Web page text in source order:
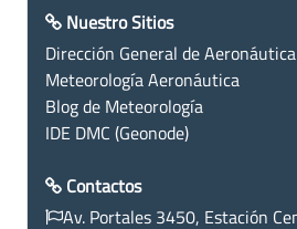
Nuestro Sitios
Dirección General de Aeronáutica
Meteorología Aeronáutica
Blog de Meteorología
IDE DMC (Geonode)
Contactos
Av. Portales 3450, Estación